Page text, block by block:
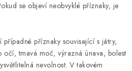
se objeví neobvyklé příznaky, je
příznaky související s játry,
očí, tmavá moč, výrazná únava, bolest
nevolnost. V takovém